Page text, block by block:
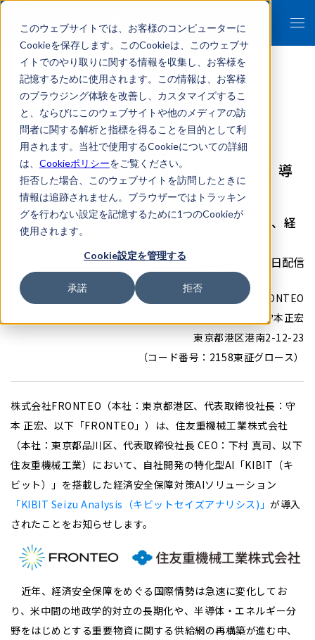
このウェブサイトでは、お客様のコンピューターに
Cookieを保存します。このCookieは、このウェブサ
イトでのやり取りに関する情報を収集し、お客様を
記憶するために使用されます。この情報は、お客様
のブラウジング体験を改善し、カスタマイズするこ
と、ならびにこのウェブサイトや他のメディアの訪
問者に関する解析と指標を得ることを目的として利
用されます。当社で使用するCookieについての詳細
は、 Cookieポリシーをご覧ください。
拒否した場合、このウェブサイトを訪問したときに
情報は追跡されません。ブラウザーではトラッキン
グを行わない設定を記憶するために1つのCookieが
使用されます。
Cookie設定を管理する
承諾 拒否
- 報道関係者各位 -
住友重機械工業に経済安全保障対策AIソ
リューション 「KIBIT Seizu Analysis」導
入
データドリブンなリスクマネジメントを実現し、経
済安全保障対策を一段と高度化
2025年07月16日配信
株式会社FRONTEO
代表取締役社長 守本正宏
東京都港区港南2-12-23
（コード番号：2158東証グロース）
株式会社FRONTEO（本社：東京都港区、代表取締役社長：守
本 正宏、以下「FRONTEO」）は、住友重機械工業株式会社
（本社：東京都品川区、代表取締役社長 CEO：下村 真司、以下
住友重機械工業）において、自社開発の特化型AI「KIBIT（キ
ビット）」を搭載した経済安全保障対策AIソリューション
「KIBIT Seizu Analysis（キビットセイズアナリシス)」が導入
されたことをお知らせします。
近年、経済安全保障をめぐる国際情勢は急速に変化してお
り、米中間の地政学的対立の長期化や、半導体・エネルギー分
野をはじめとする重要物資に関する供給網の再構築が進む中、